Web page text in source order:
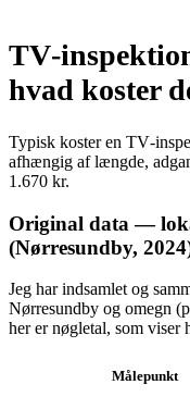
hvad koster
Typisk koster en
afhængig af længde,
1.670 kr.
Original data —
(Nørresundby,
Jeg har indsamlet og
Nørresundby og omegn
her er nøgletal, som viser
Målepunkt